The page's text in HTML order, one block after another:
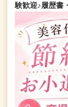
験歓迎♪履歴書